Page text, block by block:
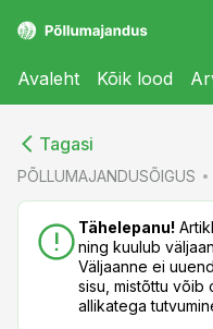
Avaleht Kõik lood
Tagasi
PÕLLUMAJANDUSÕIGUS
Tähelepanu!
ning kuulub
Väljaanne ei
sisu, mistõttu võib
allikatega